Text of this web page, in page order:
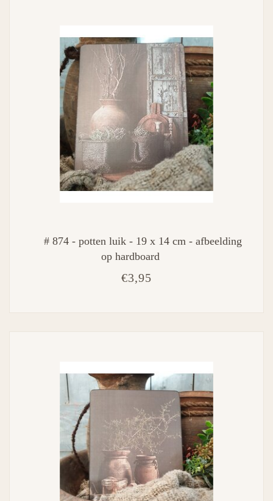
# 874 - potten luik - 19 x 14 cm - afbeelding
op hardboard
€3,95